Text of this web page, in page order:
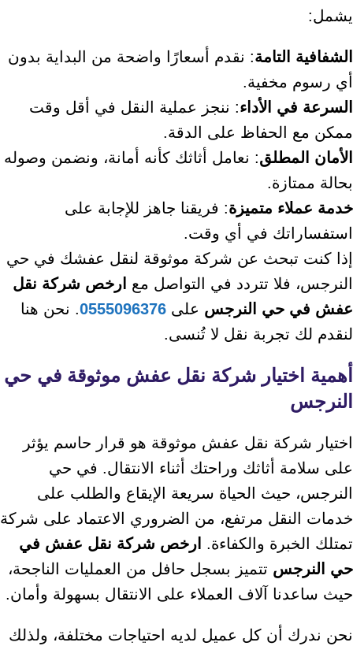
يشمل:
الشفافية التامة: نقدم أسعارًا واضحة من البداية بدون
أي رسوم مخفية.
السرعة في الأداء: ننجز عملية النقل في أقل وقت
ممكن مع الحفاظ على الدقة.
الأمان المطلق: نعامل أثاثك كأنه أمانة، ونضمن وصوله
بحالة ممتازة.
خدمة عملاء متميزة: فريقنا جاهز للإجابة على
استفساراتك في أي وقت.
إذا كنت تبحث عن شركة موثوقة لنقل عفشك في حي
النرجس، فلا تتردد في التواصل مع ارخص شركة نقل
عفش في حي النرجس على 0555096376. نحن هنا
لنقدم لك تجربة نقل لا تُنسى.
أهمية اختيار شركة نقل عفش موثوقة في حي
النرجس
اختيار شركة نقل عفش موثوقة هو قرار حاسم يؤثر
على سلامة أثاثك وراحتك أثناء الانتقال. في حي
النرجس، حيث الحياة سريعة الإيقاع والطلب على
خدمات النقل مرتفع، من الضروري الاعتماد على شركة
تمتلك الخبرة والكفاءة. ارخص شركة نقل عفش في
حي النرجس تتميز بسجل حافل من العمليات الناجحة،
حيث ساعدنا آلاف العملاء على الانتقال بسهولة وأمان.
نحن ندرك أن كل عميل لديه احتياجات مختلفة، ولذلك